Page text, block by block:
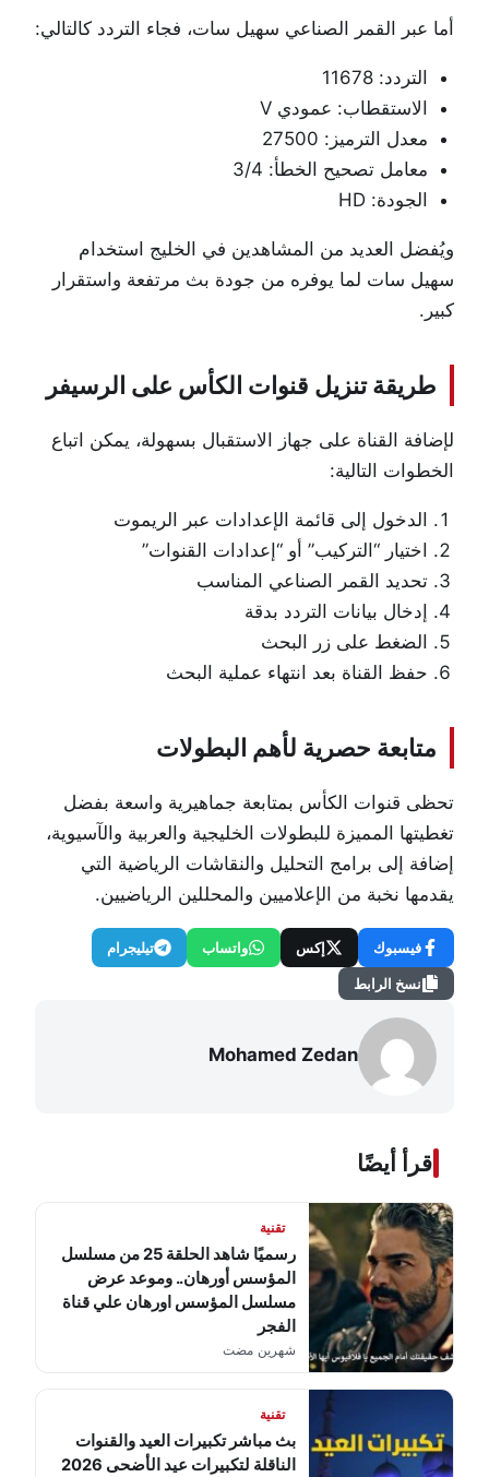
أما عبر القمر الصناعي سهيل سات، فجاء التردد كالتالي:
التردد: 11678
الاستقطاب: عمودي V
معدل الترميز: 27500
معامل تصحيح الخطأ: 3/4
الجودة: HD
ويُفضل العديد من المشاهدين في الخليج استخدام
سهيل سات لما يوفره من جودة بث مرتفعة واستقرار
كبير.
طريقة تنزيل قنوات الكأس على الرسيفر
لإضافة القناة على جهاز الاستقبال بسهولة، يمكن اتباع
الخطوات التالية:
الدخول إلى قائمة الإعدادات عبر الريموت
اختيار “التركيب” أو “إعدادات القنوات”
تحديد القمر الصناعي المناسب
إدخال بيانات التردد بدقة
الضغط على زر البحث
حفظ القناة بعد انتهاء عملية البحث
متابعة حصرية لأهم البطولات
تحظى قنوات الكأس بمتابعة جماهيرية واسعة بفضل
تغطيتها المميزة للبطولات الخليجية والعربية والآسيوية،
إضافة إلى برامج التحليل والنقاشات الرياضية التي
يقدمها نخبة من الإعلاميين والمحللين الرياضيين.
فيسبوك إكس واتساب تيليجرام
نسخ الرابط
Mohamed Zedan
اقرأ أيضًا
تقنية
رسميًا شاهد الحلقة 25 من مسلسل
المؤسس أورهان.. وموعد عرض
مسلسل المؤسس اورهان علي قناة
الفجر
شهرين مضت
تقنية
بث مباشر تكبيرات العيد والقنوات
الناقلة لتكبيرات عيد الأضحى 2026